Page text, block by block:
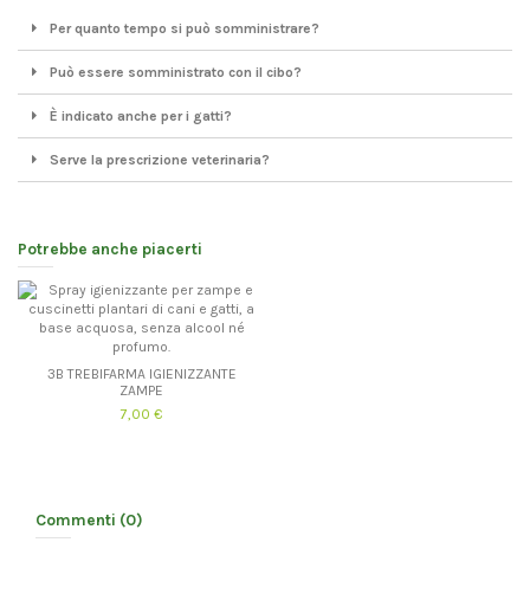
Per quanto tempo si può somministrare?
Può essere somministrato con il cibo?
È indicato anche per i gatti?
Serve la prescrizione veterinaria?
Potrebbe anche piacerti
3B TREBIFARMA IGIENIZZANTE
ZAMPE
7,00 €
Commenti (0)